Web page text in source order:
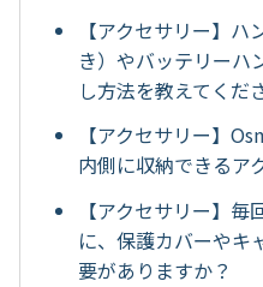
【アクセサリー】
き）やバッテリーハ
し方法を教えてくだ
【アクセサリー】
内側に収納できるア
【アクセサリー】
に、保護カバーやキ
要がありますか？